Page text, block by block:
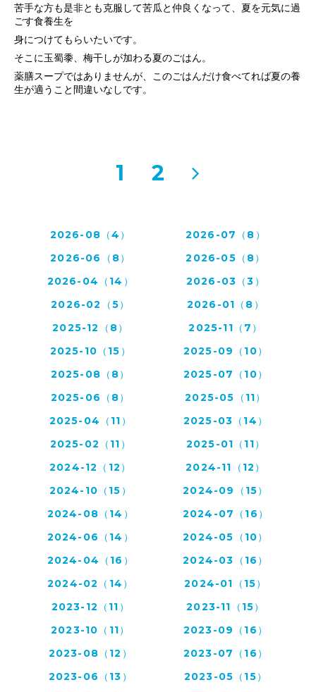
苦手な方も是非とも克服して苦瓜と仲良くなって、夏を元気に過
ごす食養生を
身につけてもらいたいです。
そこに玉蜀黍、梅干しが加わる夏のごはん。
薬膳スープではありませんが、このごはんだけ食べてれば夏の養
生が適うこと間違いなしです。
1 2
2026-08（4）
2026-07（8）
2026-06（8）
2026-05（8）
2026-04（14）
2026-03（3）
2026-02（5）
2026-01（8）
2025-12（8）
2025-11（7）
2025-10（15）
2025-09（10）
2025-08（8）
2025-07（10）
2025-06（8）
2025-05（11）
2025-04（11）
2025-03（14）
2025-02（11）
2025-01（11）
2024-12（12）
2024-11（12）
2024-10（15）
2024-09（15）
2024-08（14）
2024-07（16）
2024-06（14）
2024-05（10）
2024-04（16）
2024-03（16）
2024-02（14）
2024-01（15）
2023-12（11）
2023-11（15）
2023-10（11）
2023-09（16）
2023-08（12）
2023-07（16）
2023-06（13）
2023-05（15）